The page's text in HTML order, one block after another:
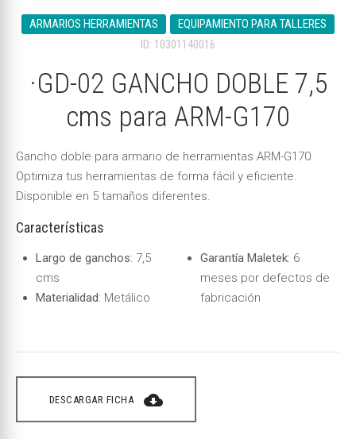
ARMARIOS HERRAMIENTAS
EQUIPAMIENTO PARA TALLERES
ID: 10301140016
·GD-02 GANCHO DOBLE 7,5
cms para ARM-G170
Gancho doble para armario de herramientas ARM-G170.
Optimiza tus herramientas de forma fácil y eficiente.
Disponible en 5 tamaños diferentes.
Características
Largo de ganchos: 7,5
cms
Materialidad: Metálico
Garantía Maletek: 6
meses por defectos de
fabricación
DESCARGAR FICHA cloud_download